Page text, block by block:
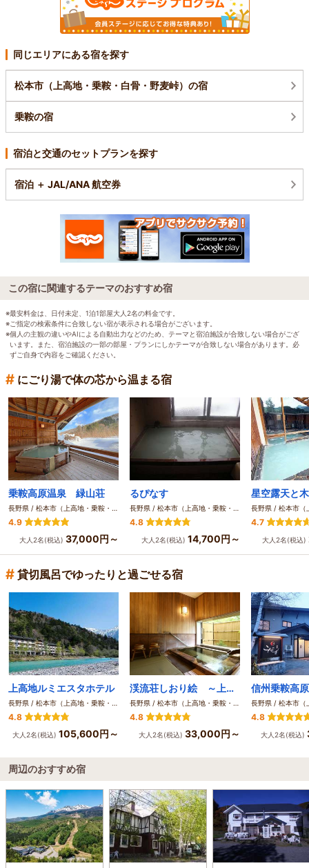
同じエリアにある宿を探す
松本市（上高地・乗鞍・白骨・野麦峠）の宿
乗鞍の宿
宿泊と交通のセットプランを探す
宿泊 ＋ JAL/ANA 航空券
この宿に関連するテーマのおすすめ宿
※最安料金は、日付未定、1泊1部屋大人2名の料金です。
※ご指定の検索条件に合致しない宿が表示される場合がございます。
※個人の主観の違いやAIによる自動出力などのため、テーマと宿泊施設が合致しない場合がござ
います。また、宿泊施設の一部の部屋・プランにしかテーマが合致しない場合があります。必
ずご自身で内容をご確認ください。
# にごり湯で体の芯から温まる宿
乗鞍高原温泉 緑山荘
長野県 / 松本市（上高地・乗鞍・白骨・野麦峠）
4.9
大人2名(税込) 37,000円～
るぴなす
長野県 / 松本市（上高地・乗鞍・白骨・野麦峠）
4.8
大人2名(税込) 14,700円～
4.7
大人2名(税込)
# 貸切風呂でゆったりと過ごせる宿
上高地ルミエスタホテル
長野県 / 松本市（上高地・乗鞍・白骨・野麦峠）
4.8
大人2名(税込) 105,600円～
渓流荘しおり絵 ～上高地の玄関口・さわんど温泉～
長野県 / 松本市（上高地・乗鞍・白骨・野麦峠）
4.8
大人2名(税込) 33,000円～
4.8
大人2名(税込)
周辺のおすすめ宿